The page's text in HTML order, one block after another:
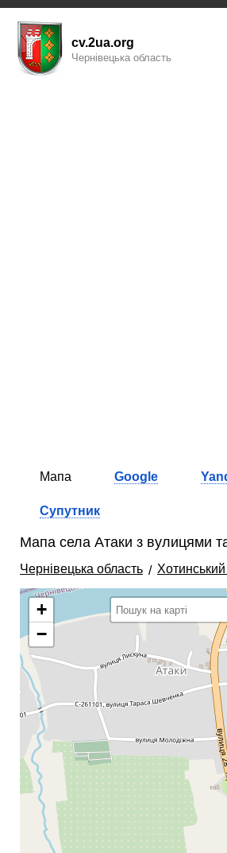
cv.2ua.org
Чернівецька область
Мапа Google
Супутник
Мапа села Атаки з вулицями
Чернівецька область
+
−